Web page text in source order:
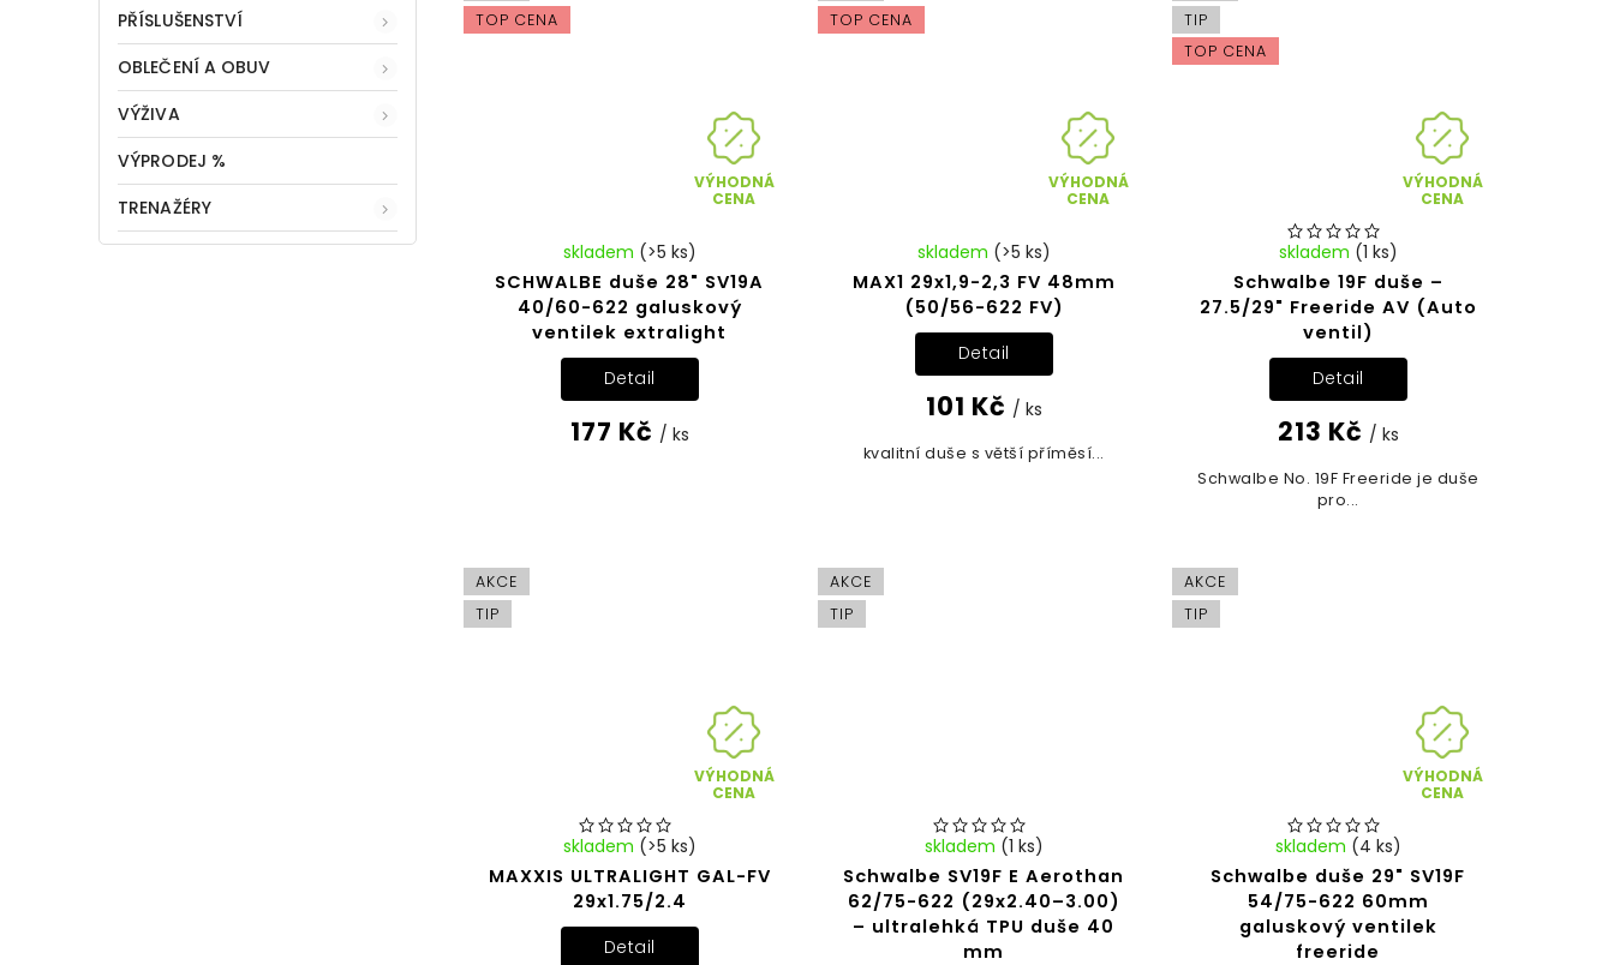
PŘÍSLUŠENSTVÍ
OBLEČENÍ A OBUV
VÝŽIVA
VÝPRODEJ %
TRENAŽÉRY
TOP CENA
VÝHODNÁ
CENA
SCHWALBE duše 28" SV19A
40/60-622 galuskový
ventilek extralight
skladem (>5 ks)
177 Kč / ks
Detail
TOP CENA
VÝHODNÁ
CENA
MAX1 29x1,9-2,3 FV 48mm
(50/56-622 FV)
skladem (>5 ks)
101 Kč / ks
Detail
kvalitní duše s větší příměsí...
TIP
TOP CENA
VÝHODNÁ
CENA
Schwalbe 19F duše –
27.5/29" Freeride AV (Auto
ventil)
skladem (1 ks)
213 Kč / ks
Detail
Schwalbe No. 19F Freeride je duše
pro...
AKCE
TIP
VÝHODNÁ
CENA
MAXXIS ULTRALIGHT GAL-FV
29x1.75/2.4
skladem (>5 ks)
Detail
AKCE
TIP
Schwalbe SV19F E Aerothan
62/75-622 (29x2.40–3.00)
– ultralehká TPU duše 40
mm
skladem (1 ks)
AKCE
TIP
VÝHODNÁ
CENA
Schwalbe duše 29" SV19F
54/75-622 60mm
galuskový ventilek
freeride
skladem (4 ks)